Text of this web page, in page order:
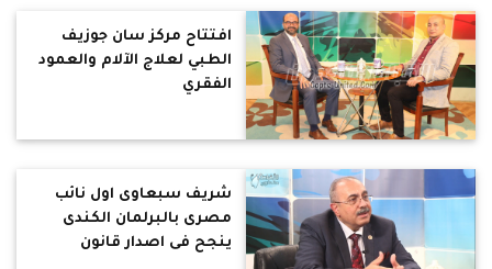
افتتاح مركز سان جوزيف
الطبي لعلاج الآلام والعمود
الفقري
شريف سبعاوى اول نائب
مصرى بالبرلمان الكندى
ينجح فى اصدار قانون